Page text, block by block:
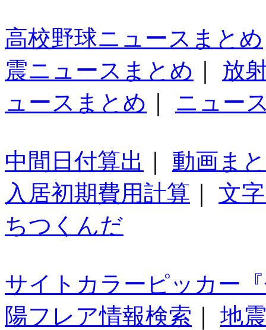
高校野球ニュースまとめ
震ニュースまとめ
放
ュースまとめ
ニュー
中間日付算出
動画ま
入居初期費用計算
文
ちつくんだ
サイトカラーピッカー
陽フレア情報検索
地